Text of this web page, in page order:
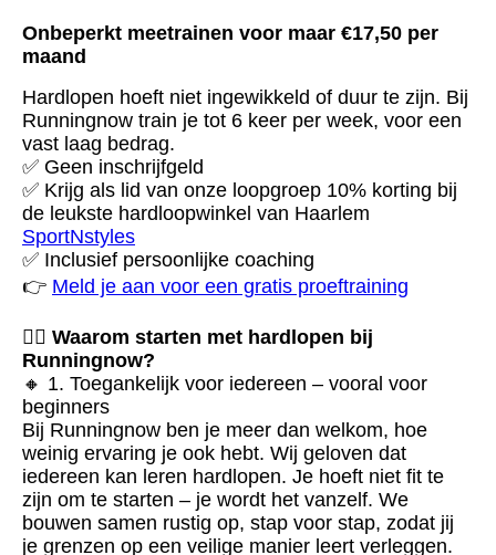
Onbeperkt meetrainen voor maar €17,50 per
maand
Hardlopen hoeft niet ingewikkeld of duur te zijn. Bij
Runningnow train je tot 6 keer per week, voor een
vast laag bedrag.
✅ Geen inschrijfgeld
✅ Krijg als lid van onze loopgroep 10% korting bij
de leukste hardloopwinkel van Haarlem
SportNstyles
✅ Inclusief persoonlijke coaching
👉 Meld je aan voor een gratis proeftraining
🏃‍♂️ Waarom starten met hardlopen bij
Runningnow?
🔸 1. Toegankelijk voor iedereen – vooral voor
beginners
Bij Runningnow ben je meer dan welkom, hoe
weinig ervaring je ook hebt. Wij geloven dat
iedereen kan leren hardlopen. Je hoeft niet fit te
zijn om te starten – je wordt het vanzelf. We
bouwen samen rustig op, stap voor stap, zodat jij
je grenzen op een veilige manier leert verleggen.